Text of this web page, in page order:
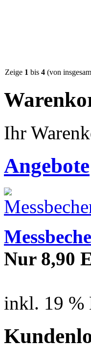
Zeige 1 bis 4 (von
Ihr
Angebote
Nur 8,90
inkl. 19 %